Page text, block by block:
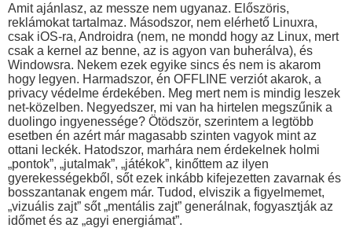
Amit ajánlasz, az messze nem ugyanaz. Előszöris,
reklámokat tartalmaz. Másodszor, nem elérhető Linuxra,
csak iOS-ra, Androidra (nem, ne mondd hogy az Linux, mert
csak a kernel az benne, az is agyon van buherálva), és
Windowsra. Nekem ezek egyike sincs és nem is akarom
hogy legyen. Harmadszor, én OFFLINE verziót akarok, a
privacy védelme érdekében. Meg mert nem is mindig leszek
net-közelben. Negyedszer, mi van ha hirtelen megszűnik a
duolingo ingyenessége? Ötödször, szerintem a legtöbb
esetben én azért már magasabb szinten vagyok mint az
ottani leckék. Hatodszor, marhára nem érdekelnek holmi
„pontok”, „jutalmak”, „játékok”, kinőttem az ilyen
gyerekességekből, sőt ezek inkább kifejezetten zavarnak és
bosszantanak engem már. Tudod, elviszik a figyelmemet,
„vizuális zajt” sőt „mentális zajt” generálnak, fogyasztják az
időmet és az „agyi energiámat”.